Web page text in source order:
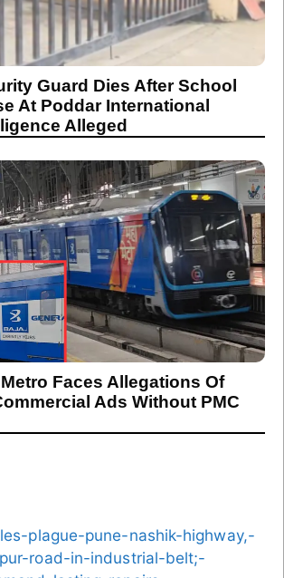
Guard Dies After School
At Poddar International
Alleged
Faces Allegations Of
Ads Without PMC